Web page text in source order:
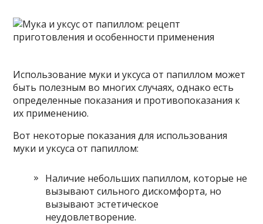
Использование муки и уксуса от папиллом может
быть полезным во многих случаях, однако есть
определенные показания и противопоказания к
их применению.
Вот некоторые показания для использования
муки и уксуса от папиллом:
Наличие небольших папиллом, которые не
вызывают сильного дискомфорта, но
вызывают эстетическое
неудовлетворение.